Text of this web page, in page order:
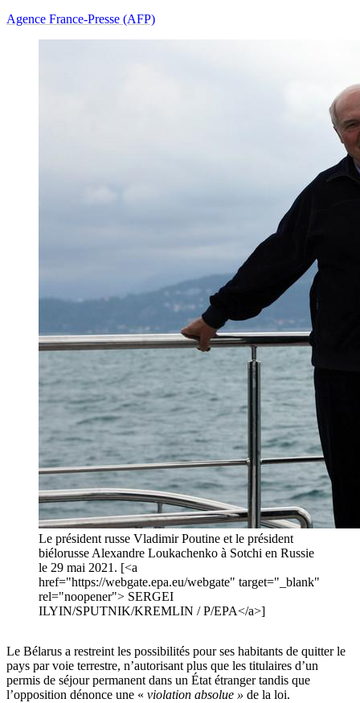
Agence France-Presse (AFP)
Le président russe Vladimir Poutine et le président
biélorusse Alexandre Loukachenko à Sotchi en Russie
le 29 mai 2021. [<a
href="https://webgate.epa.eu/webgate" target="_blank"
rel="noopener"> SERGEI
ILYIN/SPUTNIK/KREMLIN / P/EPA</a>]
Le Bélarus a restreint les possibilités pour ses habitants de quitter le
pays par voie terrestre, n’autorisant plus que les titulaires d’un
permis de séjour permanent dans un État étranger tandis que
l’opposition dénonce une « violation absolue » de la loi.